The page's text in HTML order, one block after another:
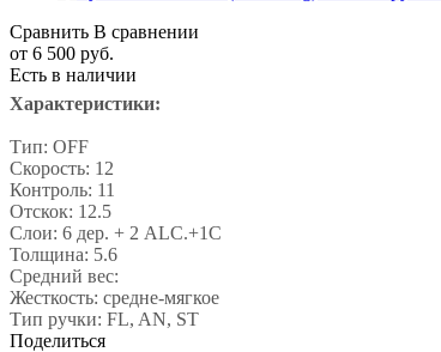
Сравнить В сравнении
от 6 500 руб.
Есть в наличии
Характеристики:
Тип: OFF
Скорость: 12
Контроль: 11
Отскок: 12.5
Слои: 6 дер. + 2 ALC.+1C
Толщина: 5.6
Средний вес:
Жесткость: средне-мягкое
Тип ручки: FL, AN, ST
Поделиться